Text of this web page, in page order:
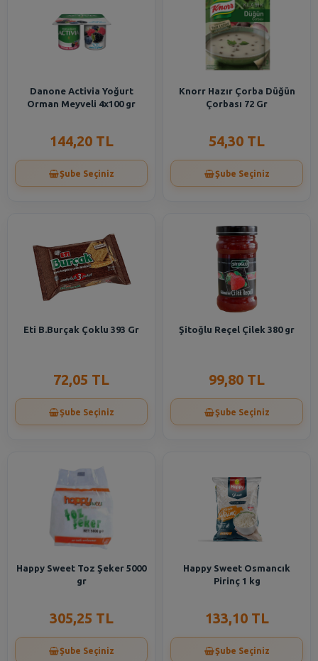
Danone Activia Yoğurt
Orman Meyveli 4x100 gr
144,20 TL
Şube Seçiniz
Knorr Hazır Çorba Düğün
Çorbası 72 Gr
54,30 TL
Şube Seçiniz
Eti B.Burçak Çoklu 393 Gr
72,05 TL
Şube Seçiniz
Şitoğlu Reçel Çilek 380 gr
99,80 TL
Şube Seçiniz
Happy Sweet Toz Şeker 5000
gr
305,25 TL
Şube Seçiniz
Happy Sweet Osmancık
Pirinç 1 kg
133,10 TL
Şube Seçiniz